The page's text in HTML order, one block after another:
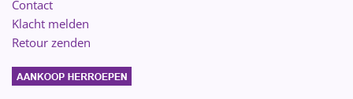
Contact
Klacht melden
Retour zenden